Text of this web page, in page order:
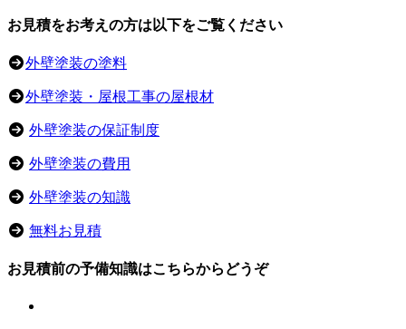
お見積をお考えの方は以下をご覧ください
外壁塗装の塗料
外壁塗装・屋根工事の屋根材
外壁塗装の保証制度
外壁塗装の費用
外壁塗装の知識
無料お見積
お見積前の予備知識はこちらからどうぞ